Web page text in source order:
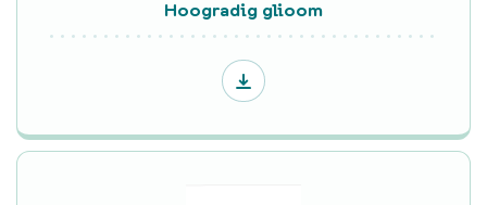
Hoogradig glioom